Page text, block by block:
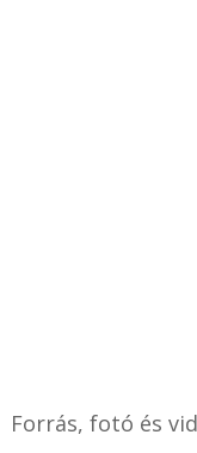
Forrás, fotó és